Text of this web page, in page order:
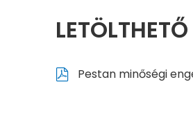
Pestan minőségi